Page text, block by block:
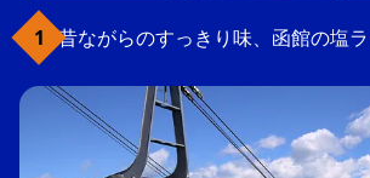
昔ながらのすっきり味、函館の塩